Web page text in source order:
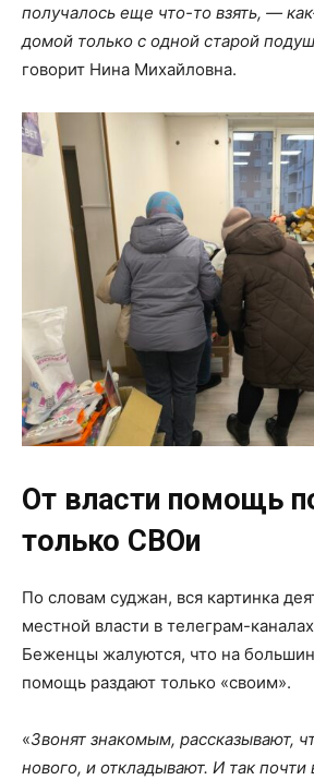
получалось еще что-то взять, —
домой только с одной старой
говорит Нина Михайловна.
От власти помощь
только СВОи
По словам суджан, вся картинка
местной власти в телеграм-
Беженцы жалуются, что на
помощь раздают только «своим».
«Звонят знакомым, рассказывают,
нового, и откладывают. И так почти